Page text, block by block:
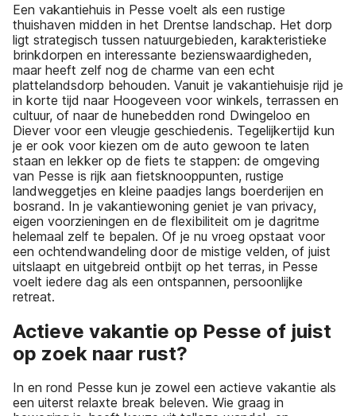
Een vakantiehuis in Pesse voelt als een rustige
thuishaven midden in het Drentse landschap. Het dorp
ligt strategisch tussen natuurgebieden, karakteristieke
brinkdorpen en interessante bezienswaardigheden,
maar heeft zelf nog de charme van een echt
plattelandsdorp behouden. Vanuit je vakantiehuisje rijd je
in korte tijd naar Hoogeveen voor winkels, terrassen en
cultuur, of naar de hunebedden rond Dwingeloo en
Diever voor een vleugje geschiedenis. Tegelijkertijd kun
je er ook voor kiezen om de auto gewoon te laten
staan en lekker op de fiets te stappen: de omgeving
van Pesse is rijk aan fietsknooppunten, rustige
landweggetjes en kleine paadjes langs boerderijen en
bosrand. In je vakantiewoning geniet je van privacy,
eigen voorzieningen en de flexibiliteit om je dagritme
helemaal zelf te bepalen. Of je nu vroeg opstaat voor
een ochtendwandeling door de mistige velden, of juist
uitslaapt en uitgebreid ontbijt op het terras, in Pesse
voelt iedere dag als een ontspannen, persoonlijke
retreat.
Actieve vakantie op Pesse of juist
op zoek naar rust?
In en rond Pesse kun je zowel een actieve vakantie als
een uiterst relaxte break beleven. Wie graag in